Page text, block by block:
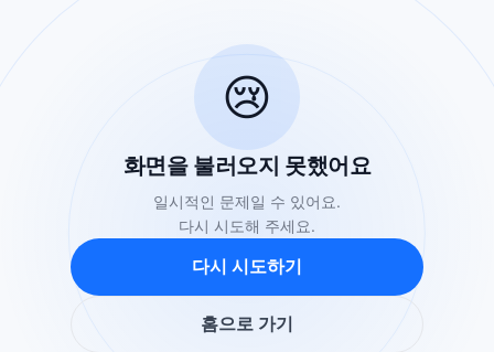
😢
화면을 불러오지 못했어요
일시적인 문제일 수 있어요.
다시 시도해 주세요.
다시 시도하기
홈으로 가기